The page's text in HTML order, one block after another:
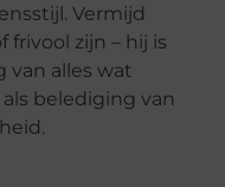
Vermijd
frivool zijn – hij is
van alles wat
belediging van